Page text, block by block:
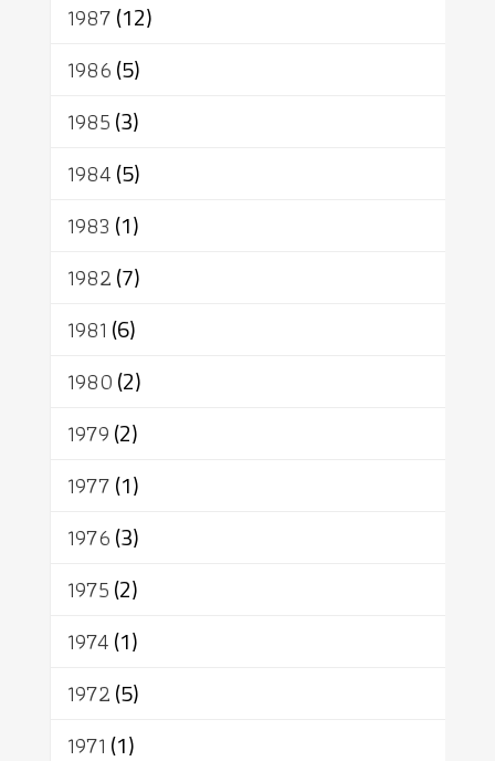
1987(12)
1986(5)
1985(3)
1984(5)
1983 (1)
1982(7)
1981 (6)
1980(2)
1979(2)
1977(1)
1976(3)
1975(2)
1974(1)
1972(5)
1971 (1)